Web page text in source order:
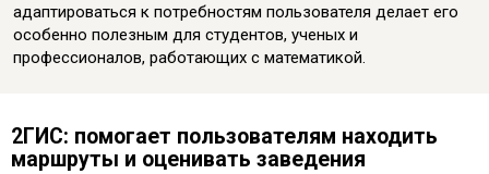
адаптироваться к потребностям пользователя делает его
особенно полезным для студентов, ученых и
профессионалов, работающих с математикой.
2ГИС: помогает пользователям находить
маршруты и оценивать заведения